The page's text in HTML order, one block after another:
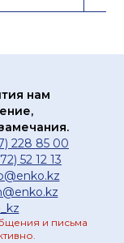
нам
228 85 00
52 12 13
и письма